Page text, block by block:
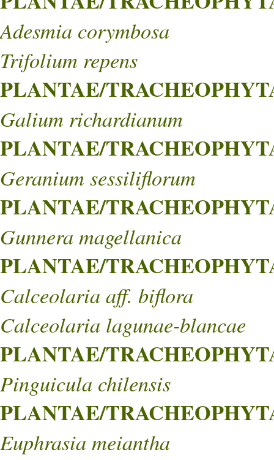
Adesmia corymbosa
Trifolium repens
PLANTAE/
Galium richardianum
PLANTAE/
Geranium sessiliflorum
PLANTAE/
Gunnera magellanica
PLANTAE/
Calceolaria aff. biflora
Calceolaria lagunae-blancae
PLANTAE/
Pinguicula chilensis
PLANTAE/
Euphrasia meiantha